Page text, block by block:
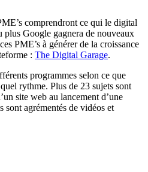
comprendront ce qui le digital
plus Google gagnera de nouveaux
PME’s à générer de la croissance
: The Digital Garage.
programmes selon ce que
rythme. Plus de 23 sujets sont
site web au lancement d’une
sont agrémentés de vidéos et